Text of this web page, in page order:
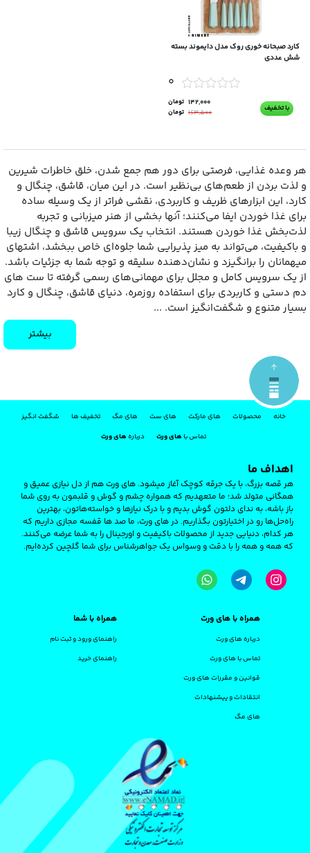
کارد صبحانه خوری روک مدل دایموند بسته
شش عددی
0
با تخفیف 142,000 تومان
163,500 تومان
هر وعده غذایی، فرصتی برای دور هم جمع شدن، خلق خاطرات شیرین
و لذت بردن از طعم‌های بی‌نظیر است. در این میان، قاشق، چنگال و
کارد، این ابزارهای ظریف و کاربردی، نقشی فراتر از یک وسیله ساده
برای غذا خوردن ایفا می‌کنند؛ آنها بخشی از هنر میزبانی و تجربه
لذت‌بخش غذا خوردن هستند. انتخاب یک سرویس قاشق و چنگال زیبا
و باکیفیت، می‌تواند به میز پذیرایی شما جلوه‌ای خاص ببخشد، اشتهای
میهمانان را برانگیزد و نشان‌دهنده سلیقه و توجه شما به جزئیات باشد.
از یک سرویس کامل و مجلل برای مهمانی‌های رسمی گرفته تا ست‌ های
دم‌ دستی و کاربردی برای استفاده روزمره، دنیای قاشق، چنگال و کارد
بسیار متنوع و شگفت‌انگیز است. ...
بیشتر
خانه محصولات های مارکت های ست های مگ تخفیف ها
شگفت انگیز
تماس باهای ورت دربارههای ورت
اهداف ما
هر قصه‌ بزرگ، با یک جرقه‌ کوچک آغاز میشود. های‌ ورت هم از دل نیازی عمیق و
همگانی متولد شد؛ ما متعهدیم که همواره چشم و گوش و قلبمون به روی شما
باز باشه، به ندای دلتون گوش بدیم و با درک نیازها و خواسته‌هاتون، بهترین
راه‌حل‌ها رو در اختیارتون بگذاریم. در های ‌ورت، ما صد ها قفسه مجازی داریم که
هر کدام، دنیایی جدید از محصولات باکیفیت و اورجینال را به شما عرضه می‌کنند.
که همه و همه را با دقت و وسواس یک جواهرشناس برای شما گلچین کرده‌ایم.
همراه با های ورت
درباره های ورت
تماس با های ورت
قوانین و مقررات های ورت
انتقادات و پیشنهادات
های مگ
همراه با شما
راهنمای ورود و ثبت نام
راهنمای خرید